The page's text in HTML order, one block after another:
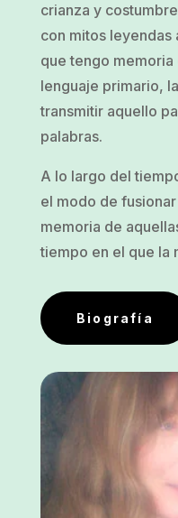
crianza y
con mitos leyendas
que tengo
lenguaje primario,
transmitir aquello
palabras.
A lo largo del
el modo de
memoria de
tiempo en el que la
Biografía